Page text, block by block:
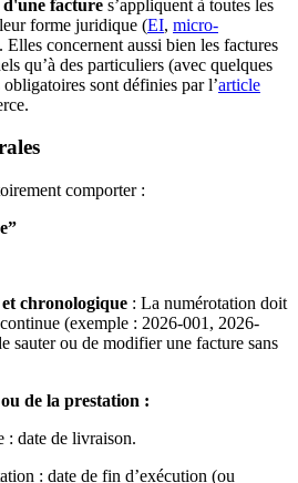
d'une facture s’appliquent à toutes les
forme juridique (EI, micro-
concernent aussi bien les factures
qu’à des particuliers (avec quelques
sont définies par l’article
comporter :
chronologique : La numérotation doit
(exemple : 2026-001, 2026-
sauter ou de modifier une facture sans
de la prestation :
: date de livraison.
: date de fin d’exécution (ou